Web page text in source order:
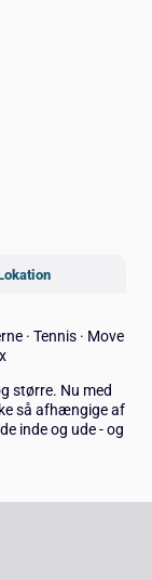
· Tennis · Move
større. Nu med
så afhængige af
inde og ude - og